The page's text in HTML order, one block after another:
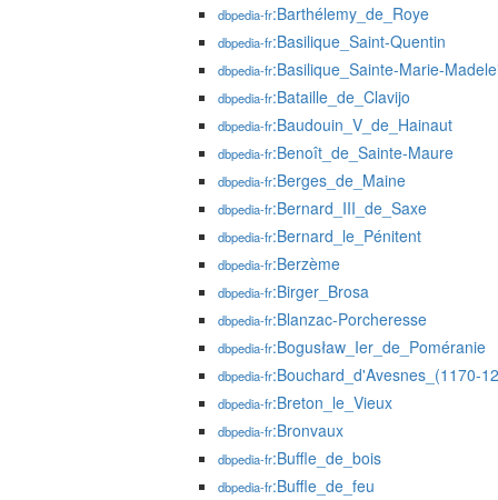
dbpedia-fr:Barthélemy_de_Roye
dbpedia-fr:Basilique_Saint-Quentin
dbpedia-fr:Basilique_Sainte-Marie-
dbpedia-fr:Bataille_de_Clavijo
dbpedia-fr:Baudouin_V_de_Hainaut
dbpedia-fr:Benoît_de_Sainte-Maure
dbpedia-fr:Berges_de_Maine
dbpedia-fr:Bernard_III_de_Saxe
dbpedia-fr:Bernard_le_Pénitent
dbpedia-fr:Berzème
dbpedia-fr:Birger_Brosa
dbpedia-fr:Blanzac-Porcheresse
dbpedia-fr:Bogusław_Ier_de_Poméranie
dbpedia-fr:Bouchard_d'Avesnes_(1170-
dbpedia-fr:Breton_le_Vieux
dbpedia-fr:Bronvaux
dbpedia-fr:Buffle_de_bois
dbpedia-fr:Buffle_de_feu